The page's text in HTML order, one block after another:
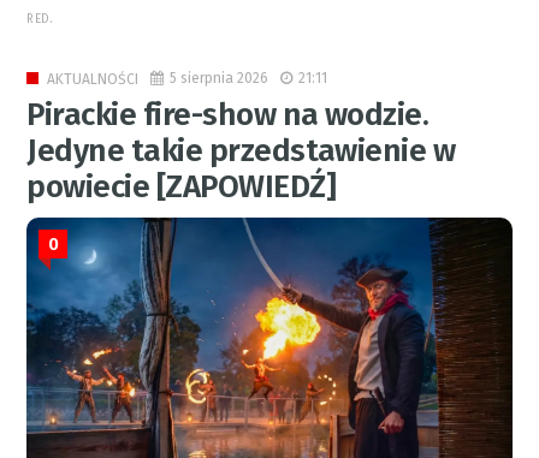
RED.
AKTUALNOŚCI 5 sierpnia 2026 21:11
Pirackie fire-show na wodzie.
Jedyne takie przedstawienie w
powiecie [ZAPOWIEDŹ]
0